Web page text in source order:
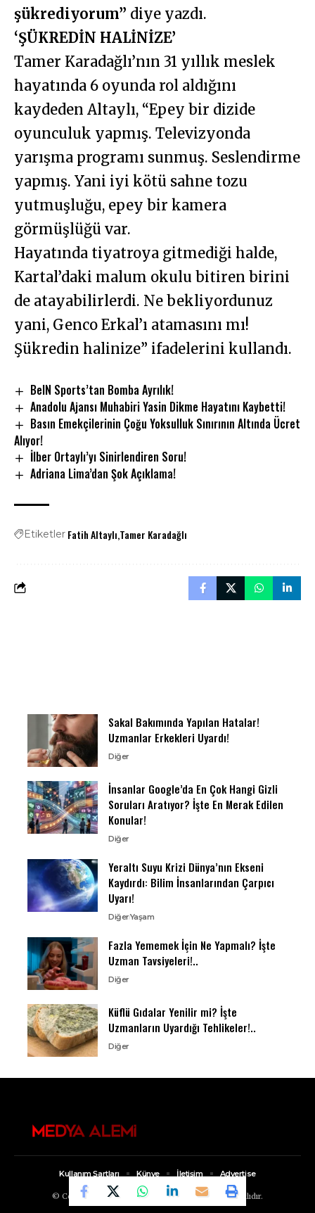
şükrediyorum” diye yazdı.
‘ŞÜKREDİN HALİNİZE’
Tamer Karadağlı’nın 31 yıllık meslek
hayatında 6 oyunda rol aldığını
kaydeden Altaylı, “Epey bir dizide
oyunculuk yapmış. Televizyonda
yarışma programı sunmuş. Seslendirme
yapmış. Yani iyi kötü sahne tozu
yutmuşluğu, epey bir kamera
görmüşlüğü var.
Hayatında tiyatroya gitmediği halde,
Kartal’daki malum okulu bitiren birini
de atayabilirlerdi. Ne bekliyordunuz
yani, Genco Erkal’ı atamasını mı!
Şükredin halinize” ifadelerini kullandı.
BeIN Sports’tan Bomba Ayrılık!
Anadolu Ajansı Muhabiri Yasin Dikme Hayatını Kaybetti!
Basın Emekçilerinin Çoğu Yoksulluk Sınırının Altında Ücret
Alıyor!
İlber Ortaylı’yı Sinirlendiren Soru!
Adriana Lima’dan Şok Açıklama!
Etiketler Fatih Altaylı Tamer Karadağlı
Sakal Bakımında Yapılan Hatalar!
Uzmanlar Erkekleri Uyardı!
Diğer
İnsanlar Google’da En Çok Hangi Gizli
Soruları Aratıyor? İşte En Merak Edilen
Konular!
Diğer
Yeraltı Suyu Krizi Dünya’nın Ekseni
Kaydırdı: Bilim İnsanlarından Çarpıcı
Uyarı!
DiğerYaşam
Fazla Yememek İçin Ne Yapmalı? İşte
Uzman Tavsiyeleri!..
Diğer
Küflü Gıdalar Yenilir mi? İşte
Uzmanların Uyardığı Tehlikeler!..
Diğer
© Copyright 2022, Medya Alemi Tüm Hakları Saklıdır.
Kullanım Şartları Künye İletişim Advertise